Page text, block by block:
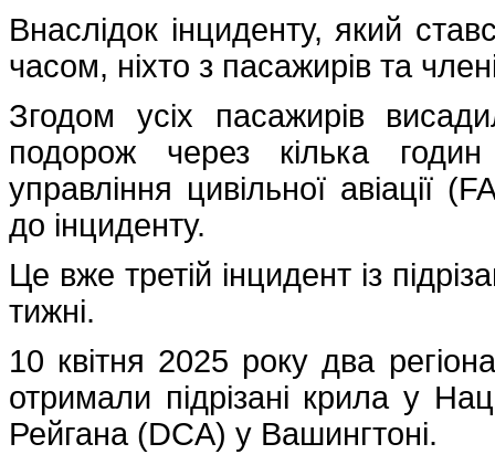
Внаслідок інциденту, який
часом, ніхто з пасажирів та
Згодом усіх пасажирів
подорож через кілька
управління цивільної авіації
до інциденту.
Це вже третій інцидент із
тижні.
10 квітня 2025 року два
отримали підрізані крила у
Рейгана (DCA) у Вашингтоні.